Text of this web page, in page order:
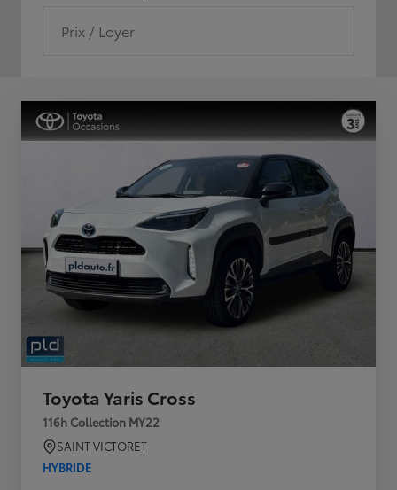
Prix / Loyer
Toyota Yaris Cross
116h Collection MY22
SAINT VICTORET
HYBRIDE